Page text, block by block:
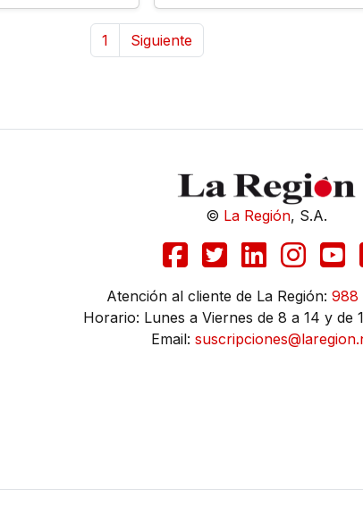
1 Siguiente
© La Región, S.A.
Atención al cliente de La Región: 988
Horario: Lunes a Viernes de 8 a 14 y de
Email: